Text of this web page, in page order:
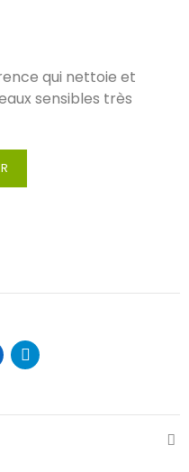
qui nettoie et
sensibles très